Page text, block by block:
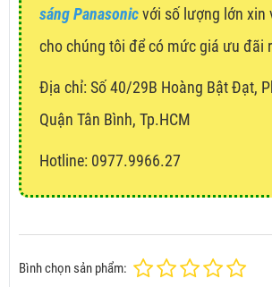
sáng Panasonicvới số lượng lớn xin
cho chúng tôi để có mức giá ưu đãi
Địa chỉ: Số 40/29B Hoàng Bật Đạt,
Quận Tân Bình, Tp.HCM
Hotline: 0977.9966.27
Bình chọn sản phẩm: